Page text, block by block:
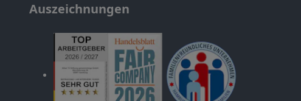
Auszeichnungen